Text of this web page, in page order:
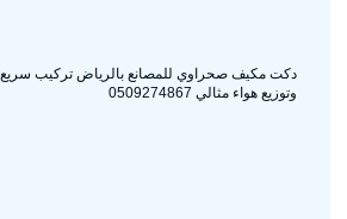
دكت مكيف صحراوي للمصانع بالرياض تركيب سريع
وتوزيع هواء مثالي 0509274867